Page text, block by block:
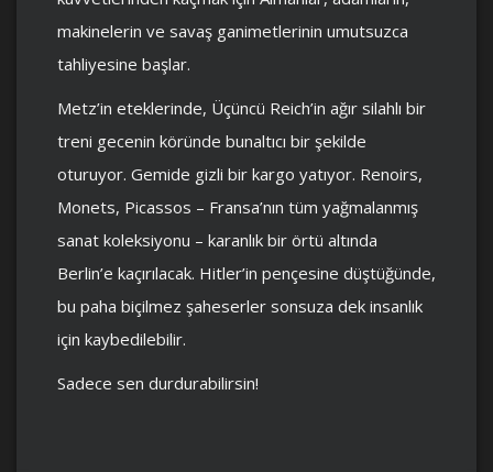
makinelerin ve savaş ganimetlerinin umutsuzca
tahliyesine başlar.
Metz’in eteklerinde, Üçüncü Reich’in ağır silahlı bir
treni gecenin köründe bunaltıcı bir şekilde
oturuyor. Gemide gizli bir kargo yatıyor. Renoirs,
Monets, Picassos – Fransa’nın tüm yağmalanmış
sanat koleksiyonu – karanlık bir örtü altında
Berlin’e kaçırılacak. Hitler’in pençesine düştüğünde,
bu paha biçilmez şaheserler sonsuza dek insanlık
için kaybedilebilir.
Sadece sen durdurabilirsin!